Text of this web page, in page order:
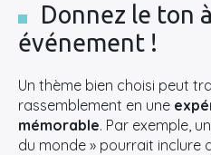
Donnez le ton
événement !
Un thème bien choisi peut
rassemblement en une
mémorable. Par exemple,
du monde » pourrait inclure